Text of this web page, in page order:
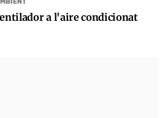
a l'aire condicionat